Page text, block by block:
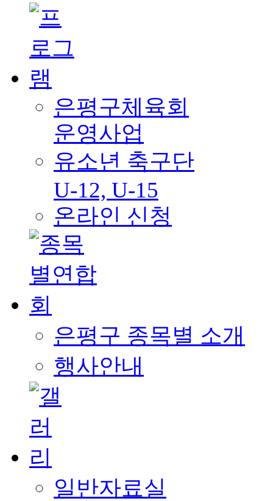
은평구체육회
운영사업
유소년 축구단
U-12, U-15
온라인 신청
은평구 종목별 소개
행사안내
일반자료실